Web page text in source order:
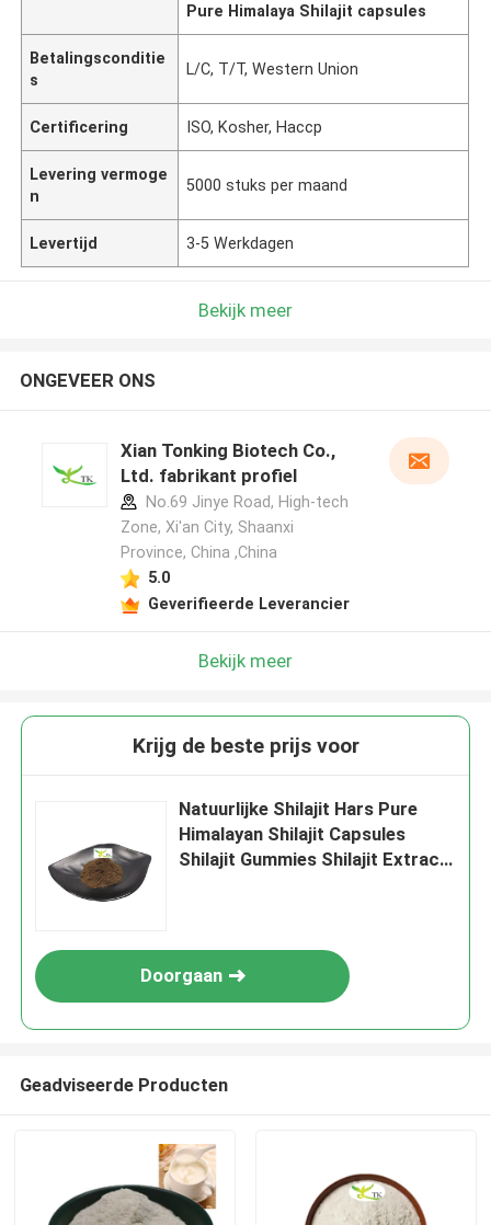
Pure Himalaya Shilajit capsules
Betalingsconditie
s
L/C, T/T, Western Union
Certificering ISO, Kosher, Haccp
Levering vermoge
n
5000 stuks per maand
Levertijd 3-5 Werkdagen
Bekijk meer
ONGEVEER ONS
Xian Tonking Biotech Co.,
Ltd. fabrikant profiel
No.69 Jinye Road, High-tech
Zone, Xi'an City, Shaanxi
Province, China ,China
5.0
Geverifieerde Leverancier
Bekijk meer
Krijg de beste prijs voor
Natuurlijke Shilajit Hars Pure
Himalayan Shilajit Capsules
Shilajit Gummies Shilajit Extract
Doorgaan
Geadviseerde Producten